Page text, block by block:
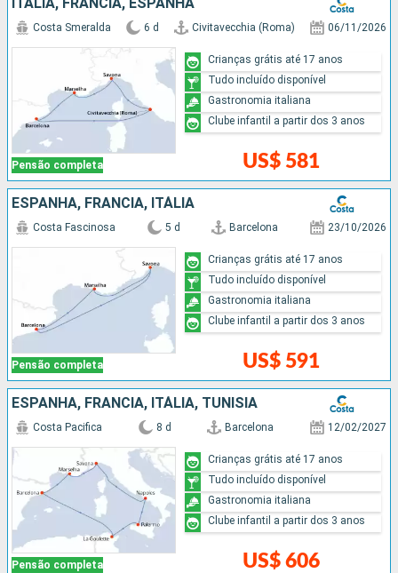
ITÁLIA, FRANCIA, ESPANHA
Pensão completa
Costa Smeralda 6 d Civitavecchia (Roma) 06/11/2026
US$ 581
Crianças grátis até 17 anos
Tudo incluído disponível
Gastronomia italiana
Clube infantil a partir dos 3 anos
ESPANHA, FRANCIA, ITÁLIA
Pensão completa
Costa Fascinosa 5 d Barcelona 23/10/2026
US$ 591
Crianças grátis até 17 anos
Tudo incluído disponível
Gastronomia italiana
Clube infantil a partir dos 3 anos
ESPANHA, FRANCIA, ITÁLIA, TUNÍSIA
Pensão completa
Costa Pacifica 8 d Barcelona 12/02/2027
US$ 606
Crianças grátis até 17 anos
Tudo incluído disponível
Gastronomia italiana
Clube infantil a partir dos 3 anos